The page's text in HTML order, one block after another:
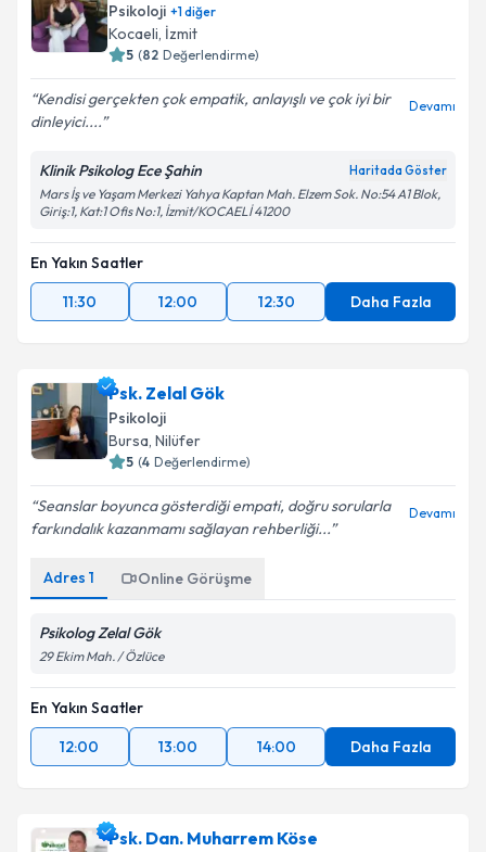
Psikoloji +1diğer
Kocaeli, İzmit
5 (82 Değerlendirme)
Kendisi gerçekten çok empatik, anlayışlı ve çok iyi bir
dinleyici....
Devamı
Klinik Psikolog Ece Şahin Haritada Göster
Mars İş ve Yaşam Merkezi Yahya Kaptan Mah. Elzem Sok. No:54 A1 Blok,
Giriş:1, Kat:1 Ofis No:1, İzmit/KOCAELİ 41200
En Yakın Saatler
11:30
12:00 12:30 Daha Fazla
Psk. Zelal Gök
Psikoloji
Bursa, Nilüfer
5 (4 Değerlendirme)
Seanslar boyunca gösterdiği empati, doğru sorularla
farkındalık kazanmamı sağlayan rehberliği...
Devamı
Adres 1 Online Görüşme
Psikolog Zelal Gök
29 Ekim Mah. / Özlüce
En Yakın Saatler
12:00
13:00 14:00 Daha Fazla
Psk. Dan. Muharrem Köse